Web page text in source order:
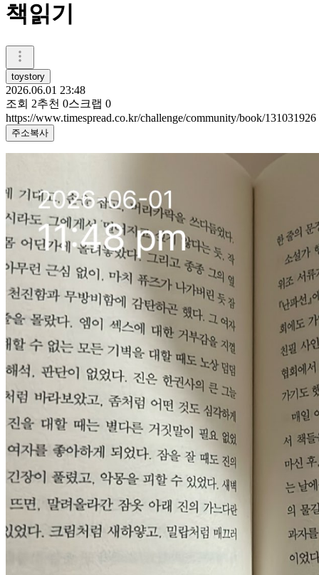
책읽기
toystory
2026.06.01 23:48
조회 2추천 0스크랩 0
https://www.timespread.co.kr/challenge/community/book/131031926
주소복사